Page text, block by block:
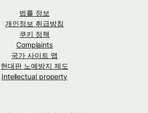
법률 정보
개인정보 취급방침
쿠키 정책
Complaints
국가 사이트 맵
현대판 노예방지 제도
Intellectual property